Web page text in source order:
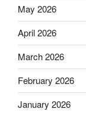
May 2026
April 2026
March 2026
February 2026
January 2026